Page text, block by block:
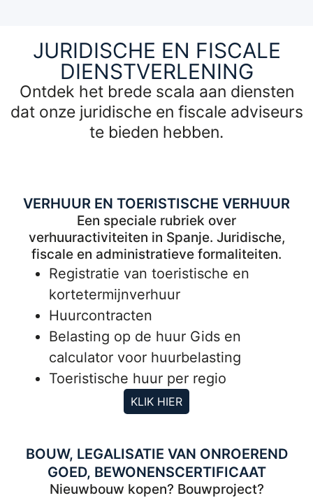
JURIDISCHE EN FISCALE
DIENSTVERLENING
Ontdek het brede scala aan diensten
dat onze juridische en fiscale adviseurs
te bieden hebben.
VERHUUR EN TOERISTISCHE VERHUUR
Een speciale rubriek over
verhuuractiviteiten in Spanje. Juridische,
fiscale en administratieve formaliteiten.
Registratie van toeristische en
kortetermijnverhuur
Huurcontracten
Belasting op de huur Gids en
calculator voor huurbelasting
Toeristische huur per regio
KLIK HIER
BOUW, LEGALISATIE VAN ONROEREND
GOED, BEWONENSCERTIFICAAT
Nieuwbouw kopen? Bouwproject?